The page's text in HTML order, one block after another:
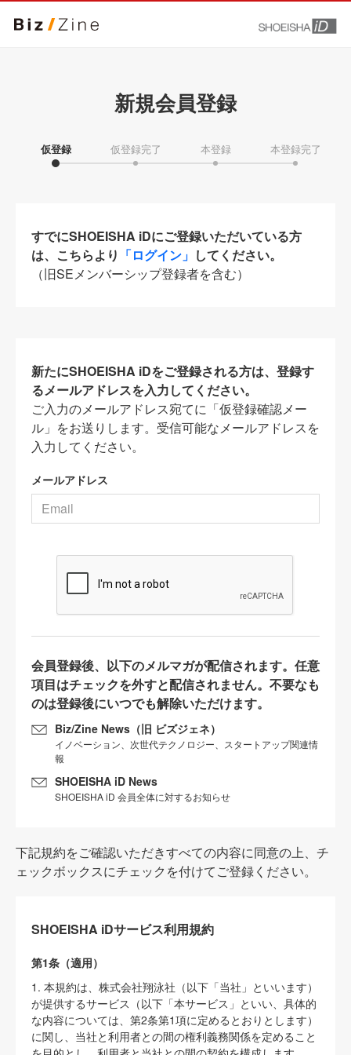
新規会員登録
仮登録 仮登録完了 本登録 本登録完了
すでにSHOEISHA iDにご登録いただいている方
は、こちらより 「ログイン」 してください。
（旧SEメンバーシップ登録者を含む）
新たにSHOEISHA iDをご登録される方は、登録す
るメールアドレスを入力してください。
ご入力のメールアドレス宛てに「仮登録確認メー
ル」をお送りします。受信可能なメールアドレスを
入力してください。
メールアドレス
会員登録後、以下のメルマガが配信されます。任意
項目はチェックを外すと配信されません。不要なも
のは登録後にいつでも解除いただけます。
Biz/Zine News（旧 ビズジェネ）
イノベーション、次世代テクノロジー、スタートアップ関連情
報
SHOEISHA iD News
SHOEISHA iD 会員全体に対するお知らせ
下記規約をご確認いただきすべての内容に同意の上、チ
ェックボックスにチェックを付けてご登録ください。
SHOEISHA iDサービス利用規約
第1条（適用）
1. 本規約は、株式会社翔泳社（以下「当社」といいます）
が提供するサービス（以下「本サービス」といい、具体的
な内容については、第2条第1項に定めるとおりとします）
に関し、当社と利用者との間の権利義務関係を定めること